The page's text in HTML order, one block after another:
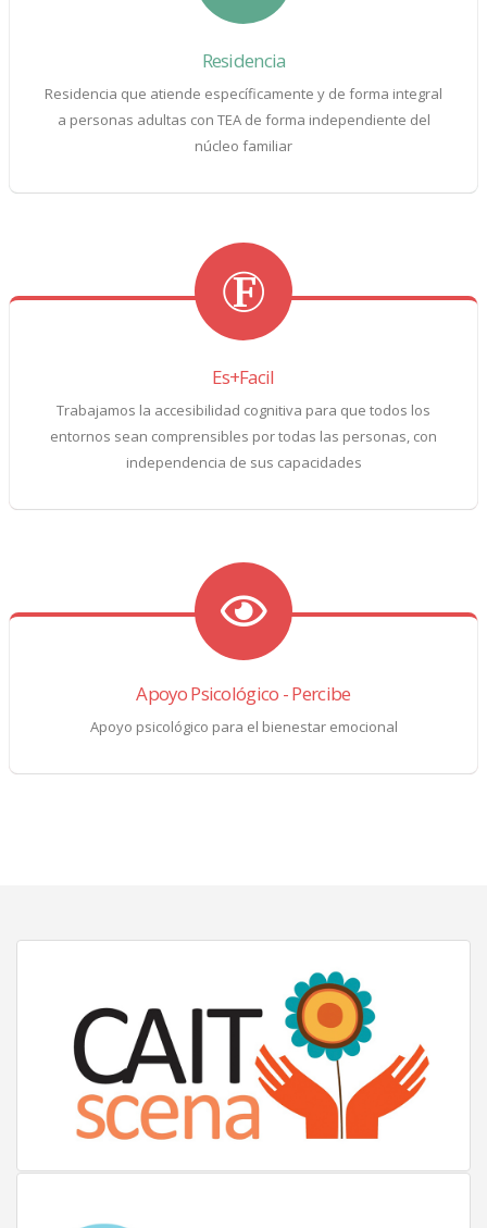
Residencia
Residencia que atiende específicamente y de forma integral
a personas adultas con TEA de forma independiente del
núcleo familiar
Es+Facil
Trabajamos la accesibilidad cognitiva para que todos los
entornos sean comprensibles por todas las personas, con
independencia de sus capacidades
Apoyo Psicológico - Percibe
Apoyo psicológico para el bienestar emocional